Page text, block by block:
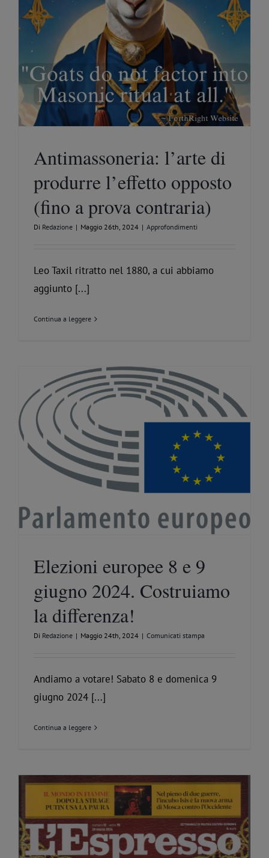
Antimassoneria: l’arte di
produrre l’effetto opposto
(fino a prova contraria)
Di Redazione | Maggio 26th, 2024 | Approfondimenti
Leo Taxil ritratto nel 1880, a cui abbiamo
aggiunto [...]
Continua a leggere
Elezioni europee 8 e 9
giugno 2024. Costruiamo
la differenza!
Di Redazione | Maggio 24th, 2024 | Comunicati stampa
Andiamo a votare! Sabato 8 e domenica 9
giugno 2024 [...]
Continua a leggere